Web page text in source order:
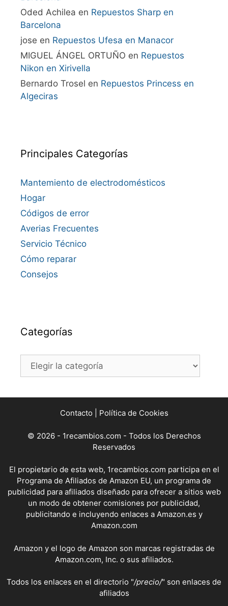
Oded Achilea en Repuestos Sharp en
Barcelona
jose en Repuestos Ufesa en Manacor
MIGUEL ÁNGEL ORTUÑO en Repuestos
Nikon en Xirivella
Bernardo Trosel en Repuestos Princess en
Algeciras
Principales Categorías
Mantemiento de electrodomésticos
Hogar
Códigos de error
Averias Frecuentes
Servicio Técnico
Cómo reparar
Consejos
Categorías
Categorías
Contacto Política de Cookies
© 2026 - 1recambios.com - Todos los Derechos
Reservados
El propietario de esta web, 1recambios.com participa en el
Programa de Afiliados de Amazon EU, un programa de
publicidad para afiliados diseñado para ofrecer a sitios web
un modo de obtener comisiones por publicidad,
publicitando e incluyendo enlaces a Amazon.es y
Amazon.com
Amazon y el logo de Amazon son marcas registradas de
Amazon.com, Inc. o sus afiliados.
Todos los enlaces en el directorio "/precio/" son enlaces de
afiliados